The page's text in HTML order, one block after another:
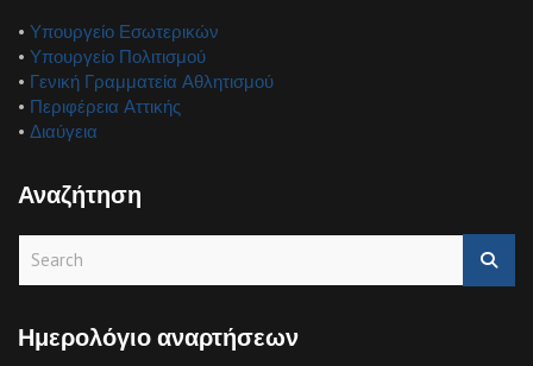
• Υπουργείο Εσωτερικών
• Υπουργείο Πολιτισμού
• Γενική Γραμματεία Αθλητισμού
• Περιφέρεια Αττικής
• Διαύγεια
Αναζήτηση
c
Ημερολόγιο αναρτήσεων